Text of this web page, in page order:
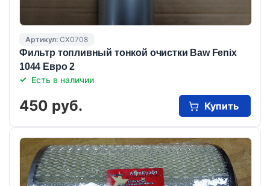
Артикул: CX0708
Фильтр топливный тонкой очистки Baw Fenix
1044 Евро 2
Есть в наличии
450 руб. Купить